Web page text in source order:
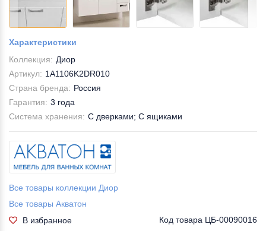
Характеристики
Коллекция: Диор
Артикул: 1A1106K2DR010
Страна бренда: Россия
Гарантия: 3 года
Система хранения: С дверками; С ящиками
Все товары коллекции Диор
Все товары Акватон
В избранное
Код товара ЦБ-00090016